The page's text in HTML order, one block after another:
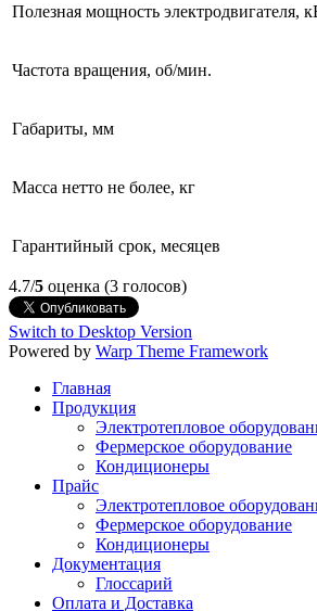
Полезная мощность электродвигателя,
Частота вращения, об/мин.
Габариты, мм
Масса нетто не более, кг
Гарантийный срок, месяцев
4.7/5 оценка (3 голосов)
Switch to Desktop Version
Powered by Warp Theme Framework
Главная
Продукция
Электротепловое
Фермерское оборудование
Кондиционеры
Прайс
Электротепловое
Фермерское оборудование
Кондиционеры
Документация
Глоссарий
Оплата и Доставка